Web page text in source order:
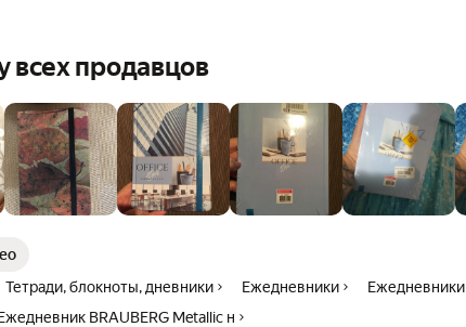
всех продавцов
Тетради, блокноты, дневники Ежедневники
Ежедневники
BRAUBERG Metallic н